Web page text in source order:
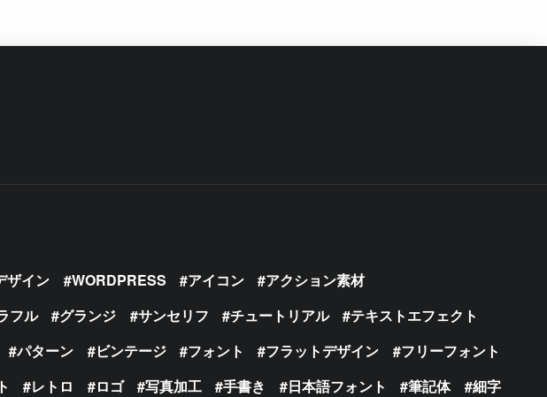
ザイン WORDPRESS アイコン
アクション素材
フル グランジ サンセリフ チュートリアル
テキストエフェクト
パターン ビンテージ フォント フラットデザイン
フリーフォント
レトロ ロゴ 写真加工 手書き 日本語フォント 筆記体
細字